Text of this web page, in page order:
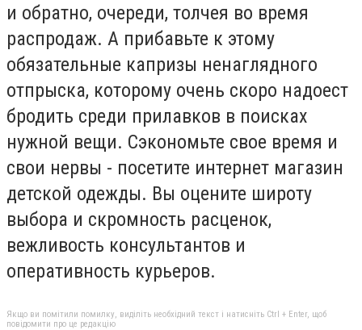
и обратно, очереди, толчея во время
распродаж. А прибавьте к этому
обязательные капризы ненаглядного
отпрыска, которому очень скоро надоест
бродить среди прилавков в поисках
нужной вещи. Сэкономьте свое время и
свои нервы - посетите интернет магазин
детской одежды. Вы оцените широту
выбора и скромность расценок,
вежливость консультантов и
оперативность курьеров.
Якщо ви помітили помилку, виділіть необхідний текст і натисніть Ctrl + Enter, щоб
повідомити про це редакцію